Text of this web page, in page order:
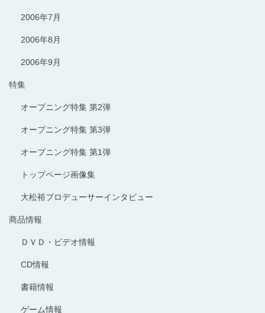
2006年7月
2006年8月
2006年9月
特集
オープニング特集 第2弾
オープニング特集 第3弾
オープニング特集 第1弾
トップページ画像集
大松裕プロデューサーインタビュー
商品情報
ＤＶＤ・ビデオ情報
CD情報
書籍情報
ゲーム情報